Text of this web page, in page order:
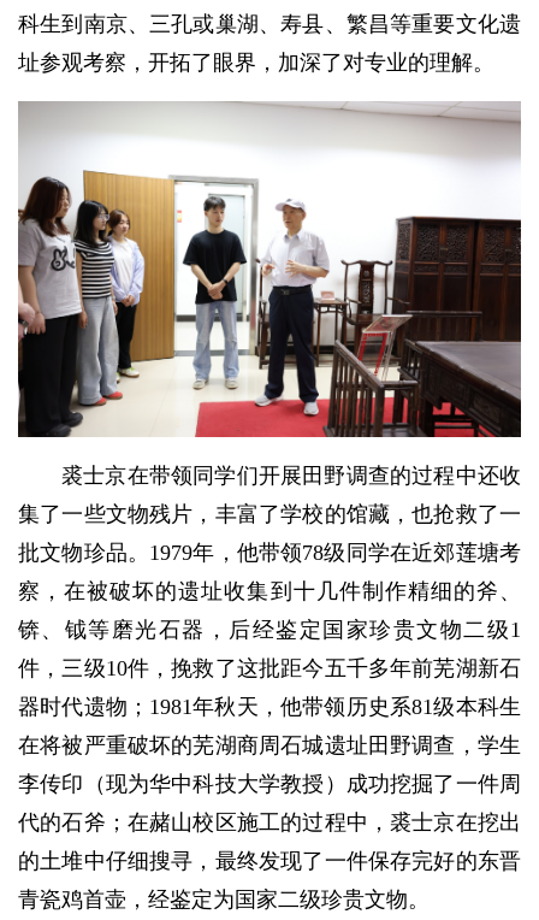
科生到南京、三孔或巢湖、寿县、繁昌等重要文化遗
址参观考察，开拓了眼界，加深了对专业的理解。
裘士京在带领同学们开展田野调查的过程中还收
集了一些文物残片，丰富了学校的馆藏，也抢救了一
批文物珍品。1979年，他带领78级同学在近郊莲塘考
察，在被破坏的遗址收集到十几件制作精细的斧、
锛、钺等磨光石器，后经鉴定国家珍贵文物二级1
件，三级10件，挽救了这批距今五千多年前芜湖新石
器时代遗物；1981年秋天，他带领历史系81级本科生
在将被严重破坏的芜湖商周石城遗址田野调查，学生
李传印（现为华中科技大学教授）成功挖掘了一件周
代的石斧；在赭山校区施工的过程中，裘士京在挖出
的土堆中仔细搜寻，最终发现了一件保存完好的东晋
青瓷鸡首壶，经鉴定为国家二级珍贵文物。